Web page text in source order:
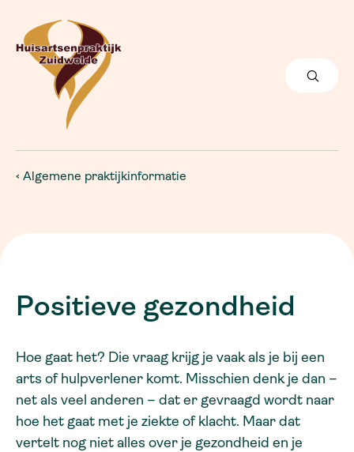
Algemene praktijkinformatie
Positieve gezondheid
Hoe gaat het? Die vraag krijg je vaak als je bij een
arts of hulpverlener komt. Misschien denk je dan –
net als veel anderen – dat er gevraagd wordt naar
hoe het gaat met je ziekte of klacht. Maar dat
vertelt nog niet alles over je gezondheid en je